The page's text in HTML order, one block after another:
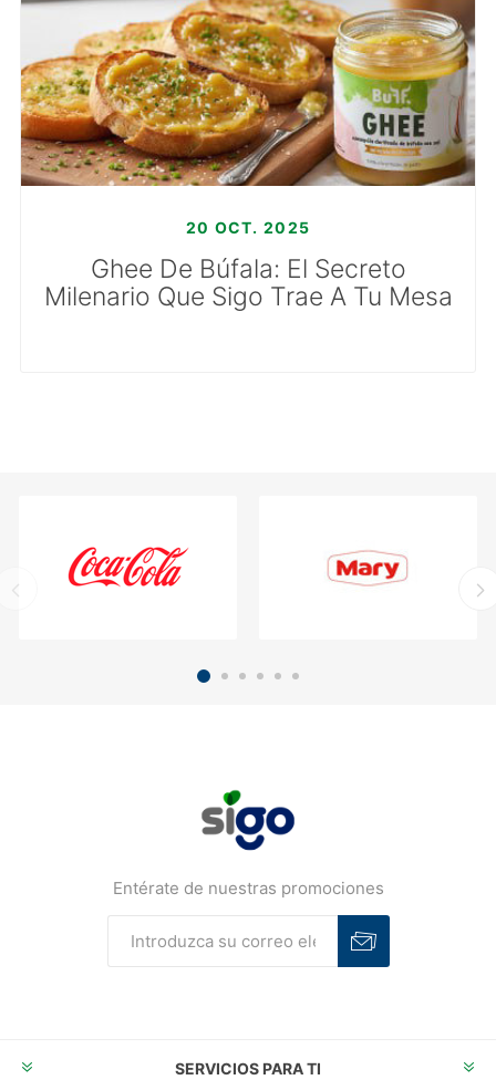
20 OCT. 2025
Ghee De Búfala: El Secreto
Milenario Que Sigo Trae A Tu Mesa
Entérate de nuestras promociones
SERVICIOS PARA TI